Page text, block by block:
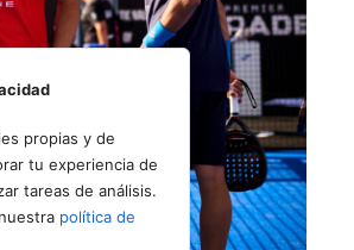
propias y de
tu experiencia de
tareas de análisis.
política de